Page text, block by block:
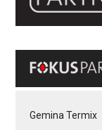
Gemina Termix